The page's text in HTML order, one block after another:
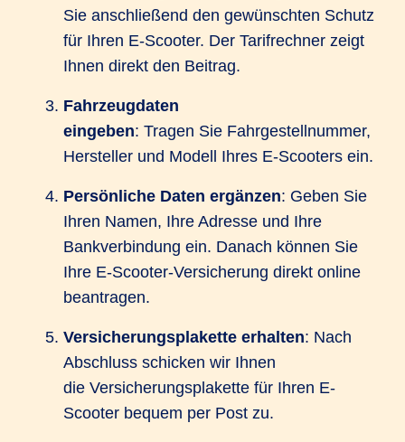
Sie anschließend den gewünschten Schutz
für Ihren E-Scooter. Der Tarifrechner zeigt
Ihnen direkt den Beitrag.
Fahrzeugdaten
eingeben: Tragen Sie Fahrgestellnummer,
Hersteller und Modell Ihres E-Scooters ein.
Persönliche Daten ergänzen: Geben Sie
Ihren Namen, Ihre Adresse und Ihre
Bankverbindung ein. Danach können Sie
Ihre E-Scooter-Versicherung direkt online
beantragen.
Versicherungsplakette erhalten: Nach
Abschluss schicken wir Ihnen
die Versicherungsplakette für Ihren E-
Scooter bequem per Post zu.